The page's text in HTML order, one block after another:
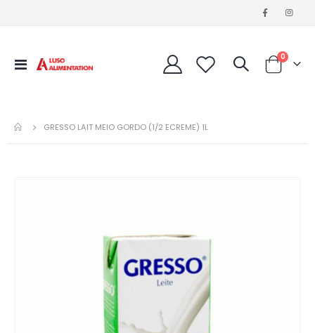
Affichage
Cart
0articles
GRESSO LAIT MEIO GORDO (1/2 ECREME) 1L